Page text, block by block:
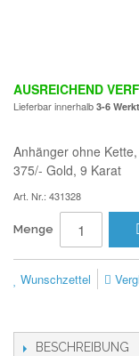
AUSREICHEND
Lieferbar innerhalb 3-6
Anhänger ohne
375/- Gold, 9 Karat
Art. Nr.: 431328
Menge
Wunschzettel
BESCHREIBUNG